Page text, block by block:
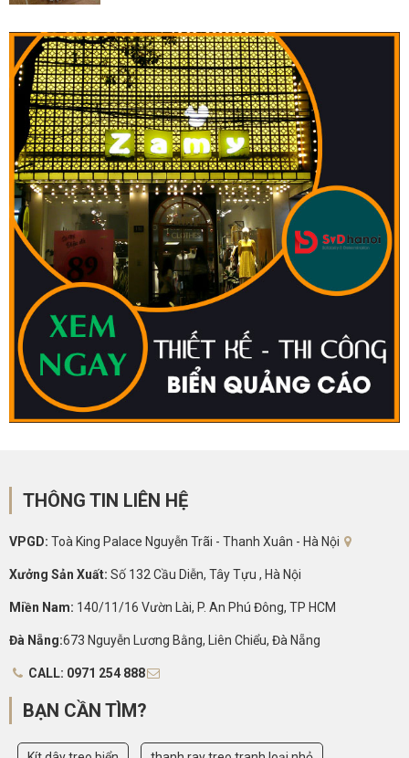
THÔNG TIN LIÊN HỆ
VPGD: Toà King Palace Nguyễn Trãi - Thanh Xuân - Hà Nội
Xưởng Sản Xuất: Số 132 Cầu Diễn, Tây Tựu , Hà Nội
Miền Nam: 140/11/16 Vườn Lài, P. An Phú Đông, TP HCM
Đà Nẵng:673 Nguyễn Lương Bằng, Liên Chiểu, Đà Nẵng
CALL: 0971 254 888
BẠN CẦN TÌM?